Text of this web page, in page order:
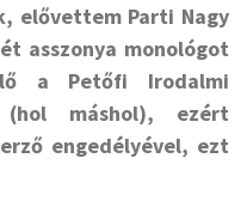
elővettem Parti Nagy
asszonya monológot
a Petőfi Irodalmi
(hol máshol), ezért
engedélyével, ezt